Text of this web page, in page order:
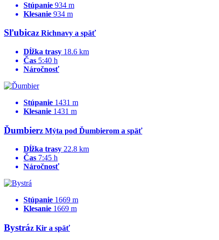
Stúpanie 934 m
Klesanie 934 m
Sľubicaz Richnavy a späť
Dĺžka trasy 18.6 km
Čas 5:40 h
Náročnosť
Stúpanie 1431 m
Klesanie 1431 m
Ďumbierz Mýta pod Ďumbierom a späť
Dĺžka trasy 22.8 km
Čas 7:45 h
Náročnosť
Stúpanie 1669 m
Klesanie 1669 m
Bystráz Kir a späť